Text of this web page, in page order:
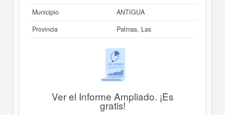
Municipio
ANTIGUA
Provincia
Palmas, Las
Ver el Informe Ampliado. ¡Es
gratis!